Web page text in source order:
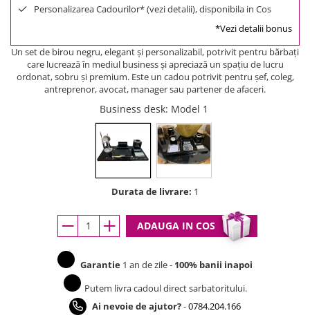
Personalizarea Cadourilor* (vezi detalii), disponibila in Cos
*Vezi detalii bonus
Un set de birou negru, elegant și personalizabil, potrivit pentru bărbați
care lucrează în mediul business și apreciază un spațiu de lucru
ordonat, sobru și premium. Este un cadou potrivit pentru șef, coleg,
antreprenor, avocat, manager sau partener de afaceri.
Business desk: Model 1
Durata de livrare: 1
ADAUGA IN COS
Garantie 1 an de zile - 100% banii inapoi
Putem livra cadoul direct sarbatoritului.
Ai nevoie de ajutor?-0784.204.166